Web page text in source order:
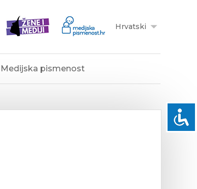
Hrvatski
Medijska pismenost